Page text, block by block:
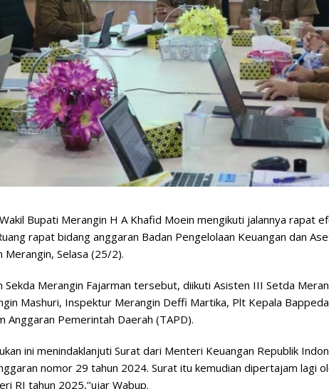
Wakil Bupati Merangin H A Khafid Moein mengikuti jalannya rapat
rapat bidang anggaran Badan Pengelolaan Keuangan dan
Merangin, Selasa (25/2).
Sekda Merangin Fajarman tersebut, diikuti Asisten III Setda
Mashuri, Inspektur Merangin Deffi Martika, Plt Kepala
Anggaran Pemerintah Daerah (TAPD).
ini menindaklanjuti Surat dari Menteri Keuangan Republik
nomor 29 tahun 2024. Surat itu kemudian dipertajam lagi
RI tahun 2025,’’ujar Wabup.